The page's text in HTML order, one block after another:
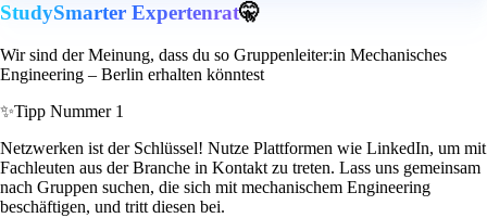
StudySmarter Expertenrat🤫
Wir sind der Meinung, dass du so Gruppenleiter:in Mechanisches
Engineering – Berlin erhalten könntest
✨Tipp Nummer 1
Netzwerken ist der Schlüssel! Nutze Plattformen wie LinkedIn, um mit
Fachleuten aus der Branche in Kontakt zu treten. Lass uns gemeinsam
nach Gruppen suchen, die sich mit mechanischem Engineering
beschäftigen, und tritt diesen bei.